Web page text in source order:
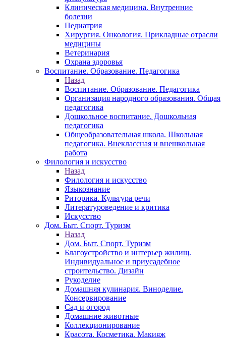
Клиническая медицина. Внутренние
болезни
Педиатрия
Хирургия. Онкология. Прикладные отрасли
медицины
Ветеринария
Охрана здоровья
Воспитание. Образование. Педагогика
Назад
Воспитание. Образование. Педагогика
Организация народного образования. Общая
педагогика
Дошкольное воспитание. Дошкольная
педагогика
Общеобразовательная школа. Школьная
педагогика. Внеклассная и внешкольная
работа
Филология и искусство
Назад
Филология и искусство
Языкознание
Риторика. Культура речи
Литературоведение и критика
Искусство
Дом. Быт. Спорт. Туризм
Назад
Дом. Быт. Спорт. Туризм
Благоустройство и интерьер жилищ.
Индивидуальное и приусадебное
строительство. Дизайн
Рукоделие
Домашняя кулинария. Виноделие.
Консервирование
Сад и огород
Домашние животные
Коллекционирование
Красота. Косметика. Макияж